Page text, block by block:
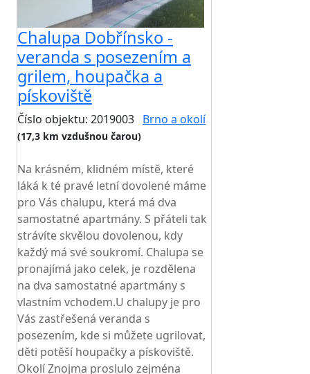
Chalupa Dobřínsko -
veranda s posezením a
grilem, houpačka a
pískoviště
Číslo objektu: 2019003 Brno a okolí
(17,3 km vzdušnou čarou)
Na krásném, klidném místě, které
láká k té pravé letní dovolené máme
pro Vás chalupu, která má dva
samostatné apartmány. S přáteli tak
strávíte skvělou dovolenou, kdy
každý má své soukromí. Chalupa se
pronajímá jako celek, je rozdělena
na dva samostatné apartmány s
vlastním vchodem.U chalupy je pro
Vás zastřešená veranda s
posezením, kde si můžete ugrilovat,
děti potěší houpačky a pískoviště.
Okolí Znojma proslulo zejména